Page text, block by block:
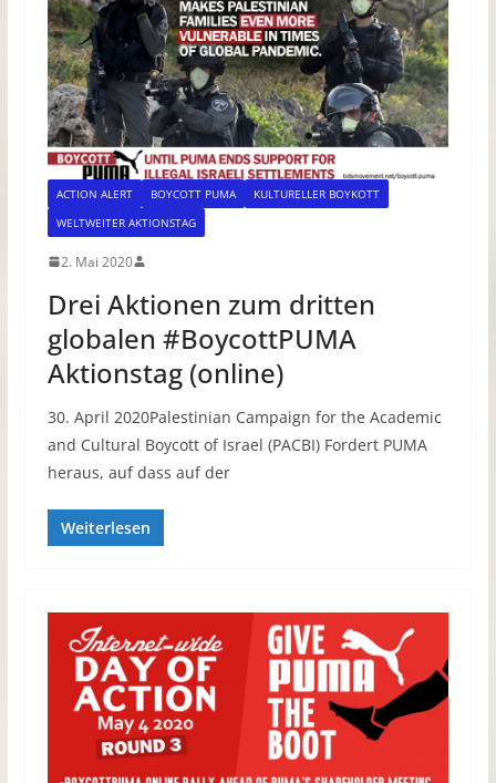
ACTION ALERT BOYCOTT PUMA
KULTURELLER BOYKOTT
WELTWEITER AKTIONSTAG
2. Mai 2020
Drei Aktionen zum dritten
globalen #BoycottPUMA
Aktionstag (online)
30. April 2020Palestinian Campaign for the Academic
and Cultural Boycott of Israel (PACBI) Fordert PUMA
heraus, auf dass auf der
Weiterlesen